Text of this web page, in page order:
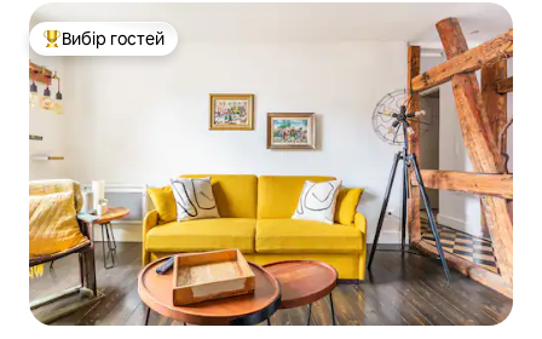
Топ вибір гостей
Вибір гостей